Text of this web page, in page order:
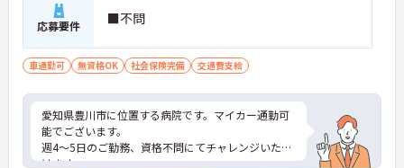
応募要件 ■不問
車通勤可 無資格OK 社会保険完備 交通費支給
愛知県豊川市に位置する病院です。マイカー通勤可
能でございます。
週4～5日のご勤務、資格不問にてチャレンジいただ
けます。